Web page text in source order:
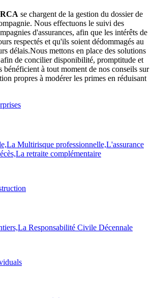
se chargent de la gestion du dossier de
Nous effectuons le suivi des
d'assurances, afin que les intérêts de
respectés et qu'ils soient dédommagés au
délais.Nous mettons en place des solutions
de concilier disponibilité, promptitude et
bénéficient à tout moment de nos conseils sur
propres à modérer les primes en réduisant
Multirisque professionnelle,L'assurance
retraite complémentaire
Responsabilité Civile Décennale